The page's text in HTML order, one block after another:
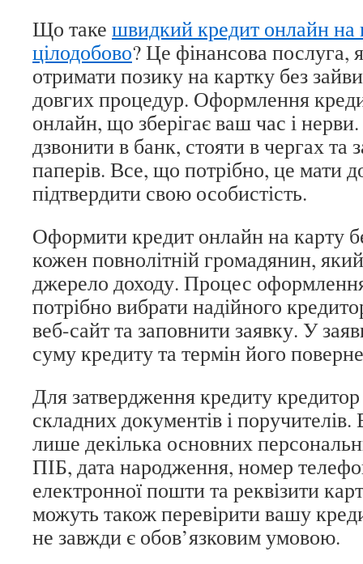
Що таке швидкий кредит онлайн на
цілодобово? Це фінансова послуга,
отримати позику на картку без
довгих процедур. Оформлення
онлайн, що зберігає ваш час і
дзвонити в банк, стояти в чергах та
паперів. Все, що потрібно, це мати
підтвердити свою особистість.
Оформити кредит онлайн на карту
кожен повнолітній громадянин,
джерело доходу. Процес
потрібно вибрати надійного
веб-сайт та заповнити заявку. У
суму кредиту та термін його
Для затвердження кредиту
складних документів і
лише декілька основних
ПІБ, дата народження, номер
електронної пошти та реквізити
можуть також перевірити вашу
не завжди є обов’язковим умовою.